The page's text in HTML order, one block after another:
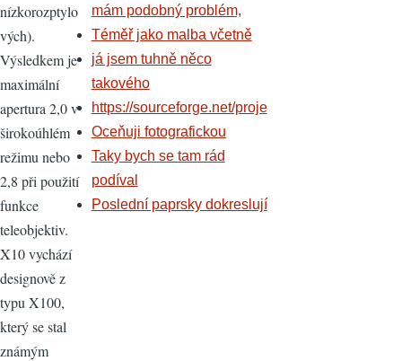
nízkorozptylo
vých).
Výsledkem je
maximální
apertura 2,0 v
širokoúhlém
režimu nebo
2,8 při použití
funkce
teleobjektiv.
X10 vychází
designově z
typu X100,
který se stal
známým
mám podobný problém,
Téměř jako malba včetně
já jsem tuhně něco
takového
https://sourceforge.net/proje
Oceňuji fotografickou
Taky bych se tam rád
podíval
Poslední paprsky dokreslují